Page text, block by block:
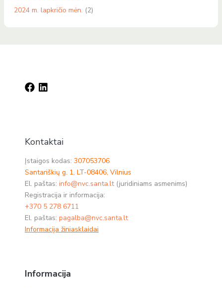
2024 m. lapkričio mėn. (2)
Kontaktai
Įstaigos kodas: 307053706
Santariškių g. 1, LT-08406, Vilnius
El. paštas: info@nvc.santa.lt(juridiniams asmenims)
Registracija ir informacija:
+370 5 278 6711
El. paštas: pagalba@nvc.santa.lt
Informacija žiniasklaidai
Informacija